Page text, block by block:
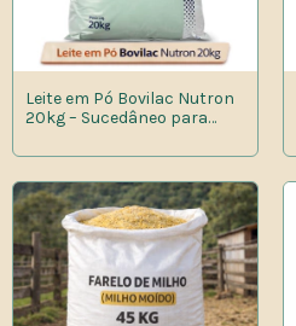
Leite em Pó Bovilac Nutron
20kg – Sucedâneo para